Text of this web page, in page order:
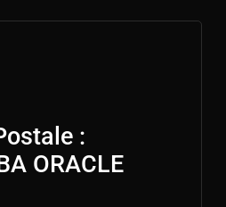
:
ORACLE